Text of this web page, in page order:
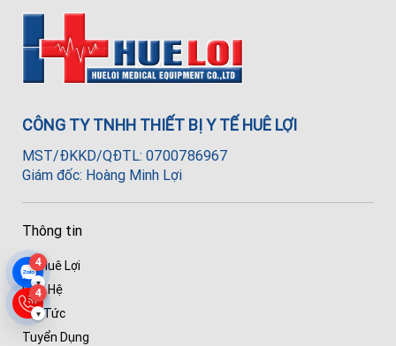
4
▾
4
▾
CÔNG TY TNHH THIẾT BỊ Y TẾ HUÊ LỢI
MST/ĐKKD/QĐTL: 0700786967
Giám đốc: Hoàng Minh Lợi
Thông tin
Về Huê Lợi
Liên Hệ
Tin Tức
Tuyển Dụng